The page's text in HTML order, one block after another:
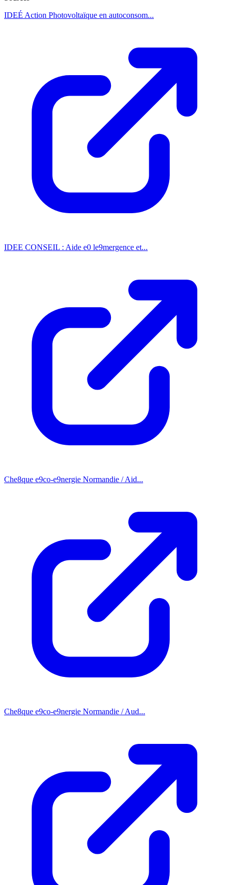
IDEÉ Action Photovoltaïque en autoconsom...
IDEE CONSEIL : Aide e0 le9mergence et...
Che8que e9co-e9nergie Normandie / Aid...
Che8que e9co-e9nergie Normandie / Aud...